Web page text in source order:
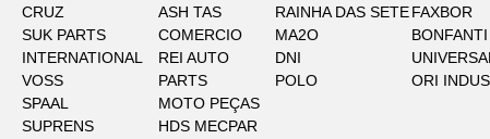
CRUZ
SUK PARTS
INTERNATIONAL
VOSS
SPAAL
SUPRENS
ASH TAS
COMERCIO
REI AUTO
PARTS
MOTO PEÇAS
HDS MECPAR
RAINHA DAS SETE
MA2O
DNI
POLO
FAXBOR
BONFANTI
UNIVERSAL
ORI